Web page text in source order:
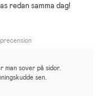
redan samma dag!
man sover på sidor.
sen.